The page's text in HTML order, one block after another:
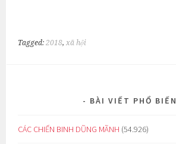
Tagged:2018, xã hội
BÀI VIẾT PHỔ BIẾN
CÁC CHIẾN BINH DŨNG MÃNH (54.926)